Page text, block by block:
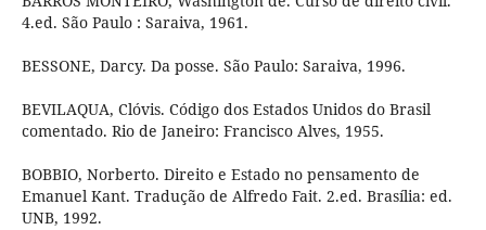
4.ed. São Paulo : Saraiva, 1961.
BESSONE, Darcy. Da posse. São Paulo: Saraiva, 1996.
BEVILAQUA, Clóvis. Código dos Estados Unidos do Brasil
comentado. Rio de Janeiro: Francisco Alves, 1955.
BOBBIO, Norberto. Direito e Estado no pensamento de
Emanuel Kant. Tradução de Alfredo Fait. 2.ed. Brasília: ed.
UNB, 1992.